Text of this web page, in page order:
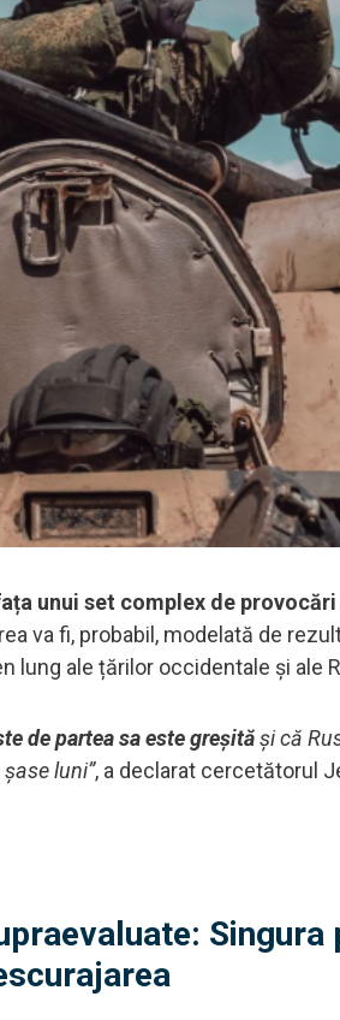
unui set complex de
va fi, probabil, modelată de
lung ale țărilor occidentale și ale
de partea sa este greșităși că
luni”, a declarat cercetătorul
Singura